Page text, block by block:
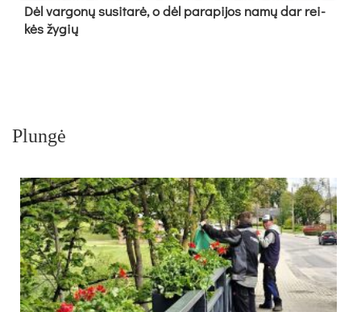
Dėl var­go­nų su­si­ta­rė, o dėl pa­ra­pi­jos na­mų dar rei­
kės žy­gių
Plungė